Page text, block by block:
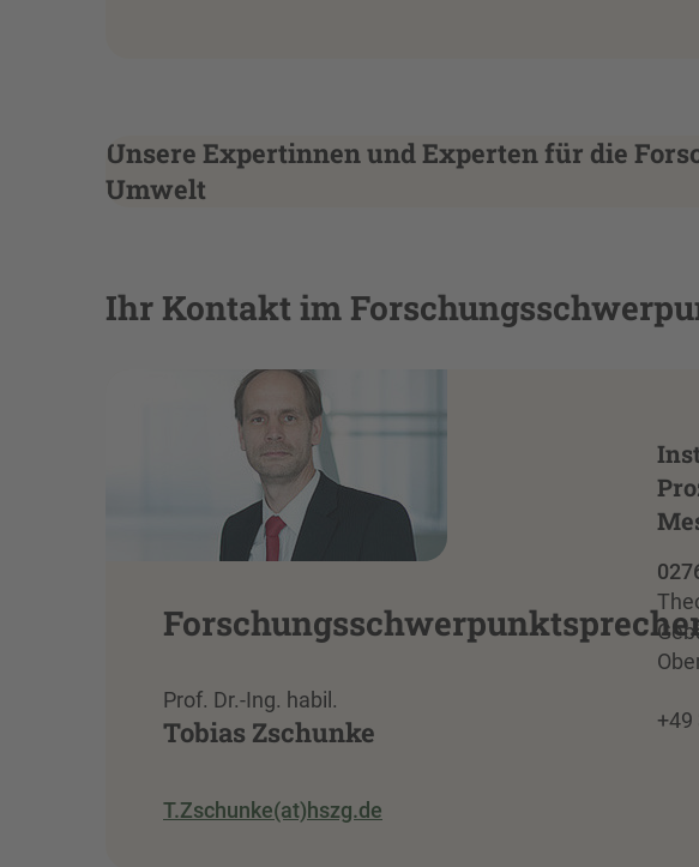
Unsere Expertinnen und Experten für die
Umwelt
Ihr Kontakt im
Prof. Dr.-Ing. habil.
Tobias Zschunke
T.Zschunke(at)hszg.de
+49